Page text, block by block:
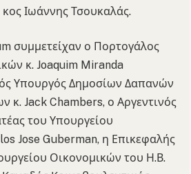
Ιωάννης Τσουκαλάς.
συμμετείχαν ο Πορτογάλος
κ. Joaquim Miranda
Υπουργός Δημοσίων Δαπανών
κ. Jack Chambers, ο Αργεντινός
του Υπουργείου
Jose Guberman, η Επικεφαλής
Οικονομικών του Η.Β.